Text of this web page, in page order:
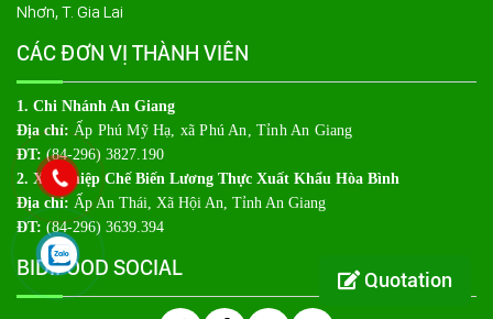
Nhơn, T. Gia Lai
CÁC ĐƠN VỊ THÀNH VIÊN
1. Chi Nhánh An Giang
Địa chỉ: Ấp Phú Mỹ Hạ, xã Phú An, Tỉnh An Giang
ĐT: (84-296) 3827.190
2. Xí Nghiệp Chế Biến Lương Thực Xuất Khẩu Hòa Bình
Địa chỉ: Ấp An Thái, Xã Hội An, Tỉnh An Giang
ĐT: (84-296) 3639.394
BIDIFOOD SOCIAL Quotation